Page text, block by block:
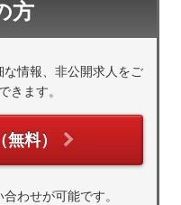
方
情報、非公開求人をご
きます。
料）
わせが可能です。